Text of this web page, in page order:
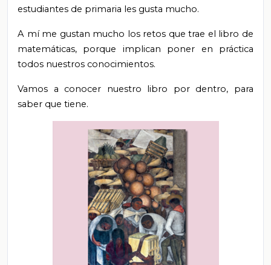
estudiantes de primaria les gusta mucho.
A mí me gustan mucho los retos que trae el libro de
matemáticas, porque implican poner en práctica
todos nuestros conocimientos.
Vamos a conocer nuestro libro por dentro, para
saber que tiene.